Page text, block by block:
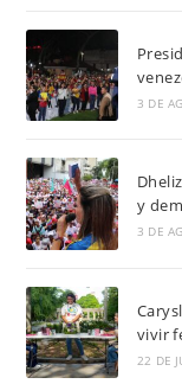
3 DE
y
3 DE
vivir
22 DE